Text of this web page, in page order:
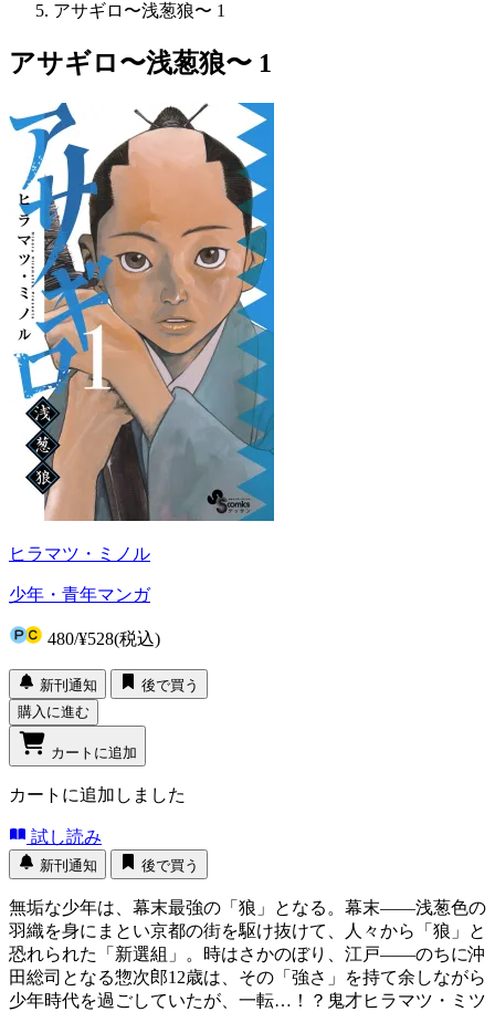
アサギロ〜浅葱狼〜 1
アサギロ〜浅葱狼〜 1
ヒラマツ・ミノル
少年・青年マンガ
480/¥528(税込)
新刊通知
後で買う
購入に進む
カートに追加
カートに追加しました
試し読み
新刊通知 後で買う
無垢な少年は、幕末最強の「狼」となる。幕末――浅葱色の
羽織を身にまとい京都の街を駆け抜けて、人々から「狼」と
恐れられた「新選組」。時はさかのぼり、江戸――のちに沖
田総司となる惣次郎12歳は、その「強さ」を持て余しながら
少年時代を過ごしていたが、一転…！？鬼才ヒラマツ・ミツ